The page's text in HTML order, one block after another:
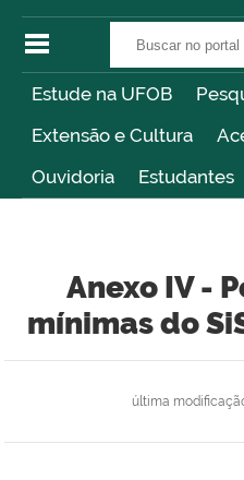
Estude na UFOB
Extensão e Cultura
Ouvidoria
Estudantes
Anexo IV -
mínimas do
última